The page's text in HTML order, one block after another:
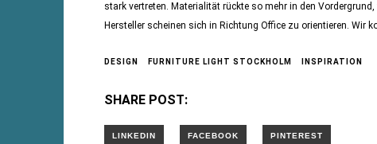
stark vertreten. Materialität rückte so mehr in den
Hersteller scheinen sich in Richtung Office zu orientieren. Wir
DESIGN FURNITURE LIGHT STOCKHOLM INSPIRATION
SHARE POST: